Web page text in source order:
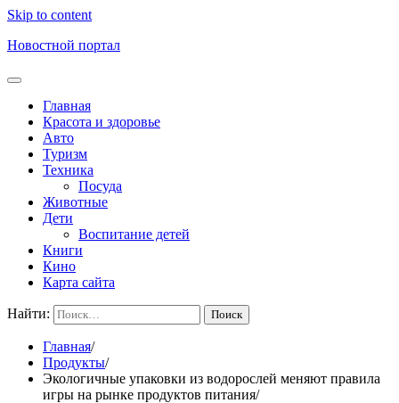
Skip to content
Новостной портал
Главная
Красота и здоровье
Авто
Туризм
Техника
Посуда
Животные
Дети
Воспитание детей
Книги
Кино
Карта сайта
Найти:
Главная
Продукты
Экологичные упаковки из водорослей меняют правила
игры на рынке продуктов питания